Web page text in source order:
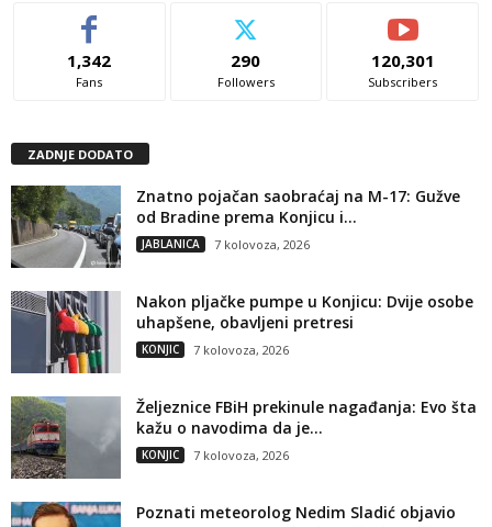
1,342
Fans
290
Followers
120,301
Subscribers
ZADNJE DODATO
Znatno pojačan saobraćaj na M-17: Gužve
od Bradine prema Konjicu i...
JABLANICA 7 kolovoza, 2026
Nakon pljačke pumpe u Konjicu: Dvije osobe
uhapšene, obavljeni pretresi
KONJIC 7 kolovoza, 2026
Željeznice FBiH prekinule nagađanja: Evo šta
kažu o navodima da je...
KONJIC 7 kolovoza, 2026
Poznati meteorolog Nedim Sladić objavio